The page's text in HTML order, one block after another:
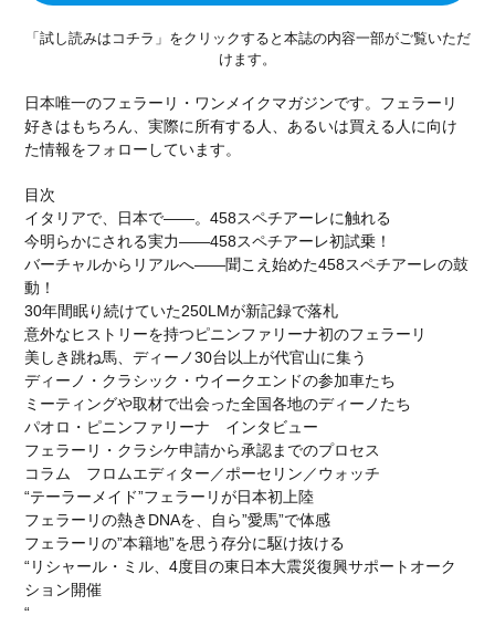
「試し読みはコチラ」をクリックすると本誌の内容一部がご覧いただ
けます。
日本唯一のフェラーリ・ワンメイクマガジンです。フェラーリ
好きはもちろん、実際に所有する人、あるいは買える人に向け
た情報をフォローしています。
目次
イタリアで、日本で――。458スペチアーレに触れる
今明らかにされる実力――458スペチアーレ初試乗！
バーチャルからリアルへ――聞こえ始めた458スペチアーレの鼓
動！
30年間眠り続けていた250LMが新記録で落札
意外なヒストリーを持つピニンファリーナ初のフェラーリ
美しき跳ね馬、ディーノ30台以上が代官山に集う
ディーノ・クラシック・ウイークエンドの参加車たち
ミーティングや取材で出会った全国各地のディーノたち
パオロ・ピニンファリーナ インタビュー
フェラーリ・クラシケ申請から承認までのプロセス
コラム フロムエディター／ポーセリン／ウォッチ
“テーラーメイド”フェラーリが日本初上陸
フェラーリの熱きDNAを、自ら”愛馬”で体感
フェラーリの”本籍地”を思う存分に駆け抜ける
“リシャール・ミル、4度目の東日本大震災復興サポートオーク
ション開催
“
KARUIZAWA MOTOR GATHERING クラシックカー
ディディエ・ドログバ シャルル・ルクレール
SCUDERIA FERRARI
ドリームベッド ligneroset olivierroset
2026春夏コレクション フェラーリSC40
代官山蔦屋書店 ART SPARK2026
トゥールビヨン GM_INTERNATIONAL
Jean-Marc Fleury TIME TO WATCHES 2026
WATCH＆WONDERS 2026 CORUM 512TR
scuderia_mag ISAIA Japan Edition
Special Projects Red Dot 330 P4
DEAGOSTINI デアゴスティーニ
紫吹淳 KEIKO NISHIYAMA Wellendorff
ウェレンドルフ バースデーリング2026